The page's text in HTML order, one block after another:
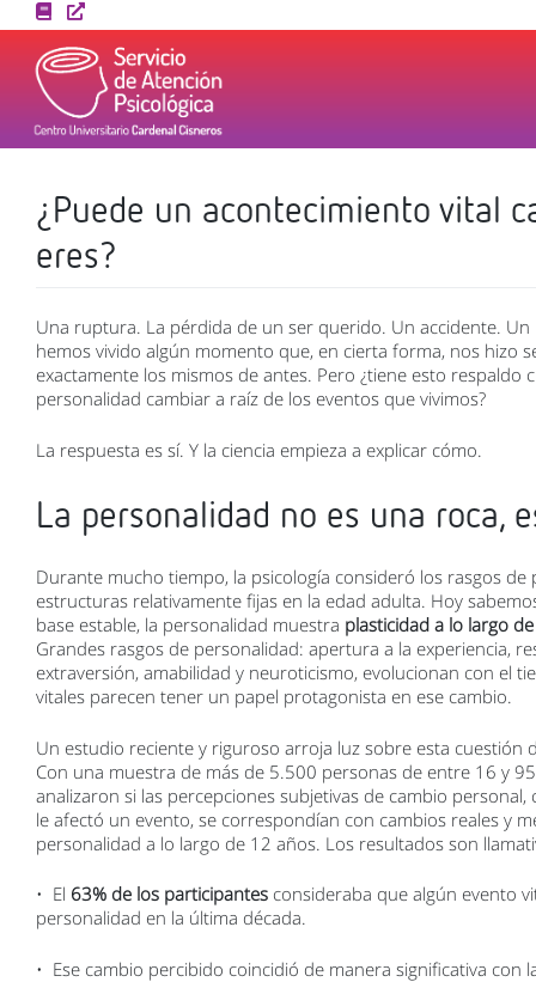
to
content
¿Puede un acontecimiento vital
eres?
Una ruptura. La pérdida de un ser querido. Un accidente.
hemos vivido algún momento que, en cierta forma, nos hizo
exactamente los mismos de antes. Pero ¿tiene esto respaldo
personalidad cambiar a raíz de los eventos que vivimos?
La respuesta es sí. Y la ciencia empieza a explicar cómo.
La personalidad no es una roca,
Durante mucho tiempo, la psicología consideró los rasgos de
estructuras relativamente fijas en la edad adulta. Hoy
base estable, la personalidad muestra plasticidad a lo largo
Grandes rasgos de personalidad: apertura a la experiencia,
extraversión, amabilidad y neuroticismo, evolucionan con el
vitales parecen tener un papel protagonista en ese cambio.
Un estudio reciente y riguroso arroja luz sobre esta cuestión
Con una muestra de más de 5.500 personas de entre 16 y
analizaron si las percepciones subjetivas de cambio
le afectó un evento, se correspondían con cambios reales y
personalidad a lo largo de 12 años. Los resultados son
• El 63% de los participantes consideraba que algún evento
personalidad en la última década.
• Ese cambio percibido coincidió de manera significativa con